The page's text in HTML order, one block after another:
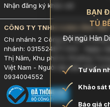
BẠN
TỦ
Đội ngũ Hân
Tư vấn
Khảo sát
Báo giá
Nhận đăng ký khảo sát
CÔNG TY TNHH CUNG ỨNG
Chi nhánh 2 Công ty TNHH Cung
nhánh: 0315524871-002 - Ngày
Thị Năm, Khu phố 9, Phường
Việt Nam - Người đại diện theo
0934004552